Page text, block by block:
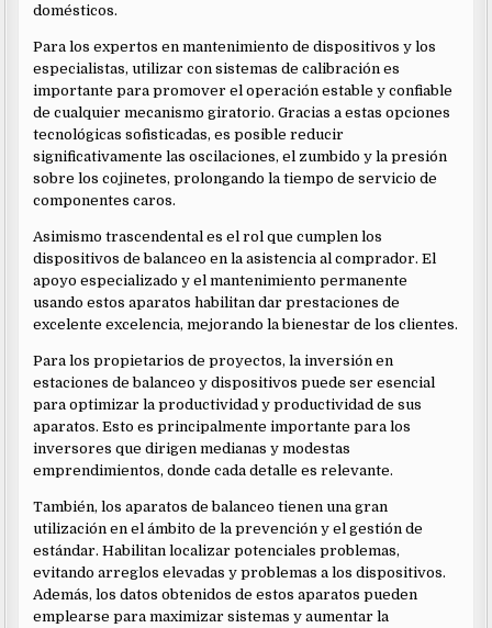
domésticos.
Para los expertos en mantenimiento de dispositivos y los
especialistas, utilizar con sistemas de calibración es
importante para promover el operación estable y confiable
de cualquier mecanismo giratorio. Gracias a estas opciones
tecnológicas sofisticadas, es posible reducir
significativamente las oscilaciones, el zumbido y la presión
sobre los cojinetes, prolongando la tiempo de servicio de
componentes caros.
Asimismo trascendental es el rol que cumplen los
dispositivos de balanceo en la asistencia al comprador. El
apoyo especializado y el mantenimiento permanente
usando estos aparatos habilitan dar prestaciones de
excelente excelencia, mejorando la bienestar de los clientes.
Para los propietarios de proyectos, la inversión en
estaciones de balanceo y dispositivos puede ser esencial
para optimizar la productividad y productividad de sus
aparatos. Esto es principalmente importante para los
inversores que dirigen medianas y modestas
emprendimientos, donde cada detalle es relevante.
También, los aparatos de balanceo tienen una gran
utilización en el ámbito de la prevención y el gestión de
estándar. Habilitan localizar potenciales problemas,
evitando arreglos elevadas y problemas a los dispositivos.
Además, los datos obtenidos de estos aparatos pueden
emplearse para maximizar sistemas y aumentar la